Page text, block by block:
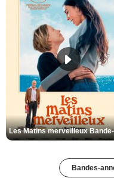
Bandes-